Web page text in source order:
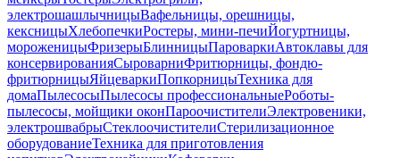
электрошашлычницыВафельницы, орешницы,
кексницыХлебопечкиРостеры, мини-печиЙогуртницы,
мороженицыФризерыБлинницыПароваркиАвтоклавы для
консервированияСыроварниФритюрницы, фондю-
фритюрницыЯйцеваркиПопкорницыТехника для
домаПылесосыПылесосы профессиональныеРоботы-
пылесосы, мойщики оконПароочистителиЭлектровеники,
электрошвабрыСтеклоочистителиСтерилизационное
оборудованиеТехника для приготовления